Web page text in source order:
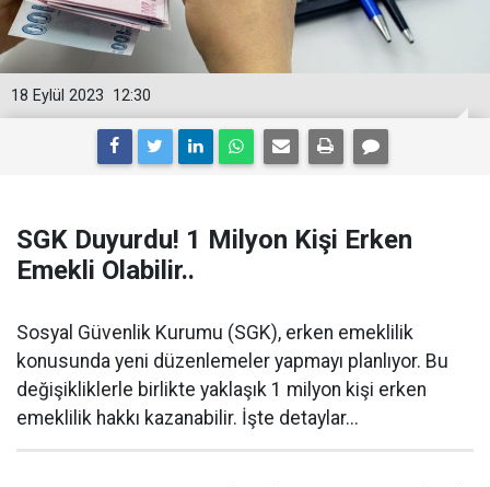
12:30
18 Eylül 2023
SGK Duyurdu! 1 Milyon Kişi Erken
Emekli Olabilir..
Sosyal Güvenlik Kurumu (SGK), erken emeklilik
konusunda yeni düzenlemeler yapmayı planlıyor. Bu
değişikliklerle birlikte yaklaşık 1 milyon kişi erken
emeklilik hakkı kazanabilir. İşte detaylar...